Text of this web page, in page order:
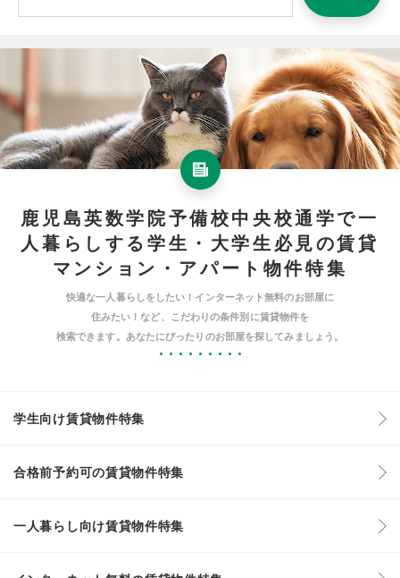
鹿児島英数学院予備校中央校通学で一
人暮らしする学生・大学生必見の賃貸
マンション・アパート物件特集
快適な一人暮らしをしたい！インターネット無料のお部屋に
住みたい！など、こだわりの条件別に賃貸物件を
検索できます。あなたにぴったりのお部屋を探してみましょう。
学生向け賃貸物件特集
合格前予約可の賃貸物件特集
一人暮らし向け賃貸物件特集